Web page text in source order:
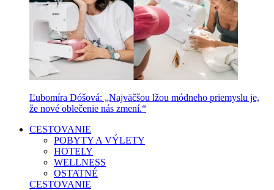
Ľubomíra Dóšová: „Najväčšou lžou módneho priemyslu je,
že nové oblečenie nás zmení.“
CESTOVANIE
POBYTY A VÝLETY
HOTELY
WELLNESS
OSTATNÉ
CESTOVANIE